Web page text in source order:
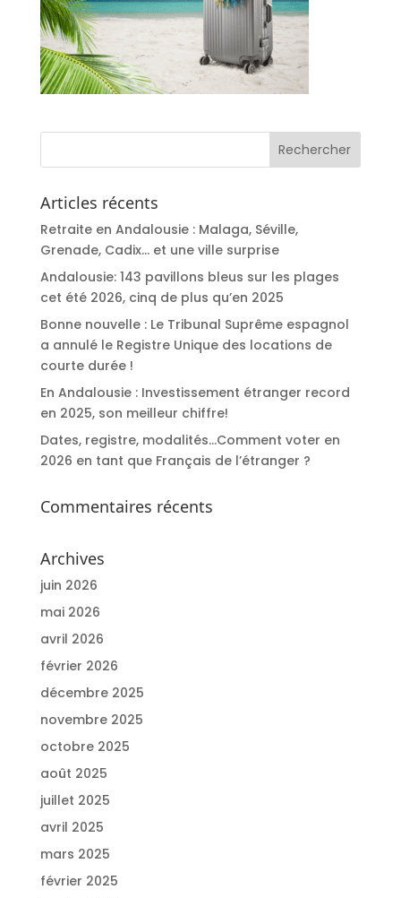
Articles récents
Retraite en Andalousie : Malaga, Séville,
Grenade, Cadix… et une ville surprise
Andalousie: 143 pavillons bleus sur les plages
cet été 2026, cinq de plus qu’en 2025
Bonne nouvelle : Le Tribunal Suprême espagnol
a annulé le Registre Unique des locations de
courte durée !
En Andalousie : Investissement étranger record
en 2025, son meilleur chiffre!
Dates, registre, modalités…Comment voter en
2026 en tant que Français de l’étranger ?
Commentaires récents
Archives
juin 2026
mai 2026
avril 2026
février 2026
décembre 2025
novembre 2025
octobre 2025
août 2025
juillet 2025
avril 2025
mars 2025
février 2025